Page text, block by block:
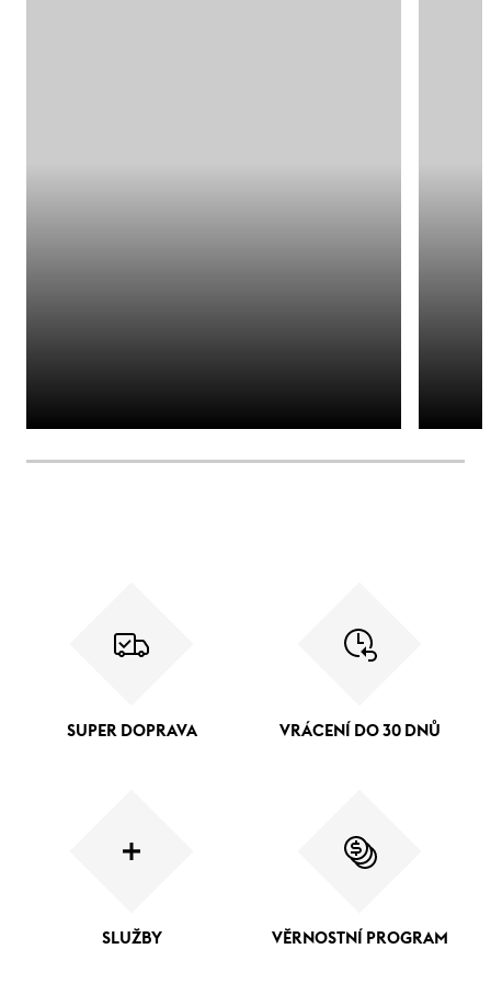
SUPER DOPRAVA VRÁCENÍ DO 30 DNŮ
SLUŽBY VĚRNOSTNÍ PROGRAM